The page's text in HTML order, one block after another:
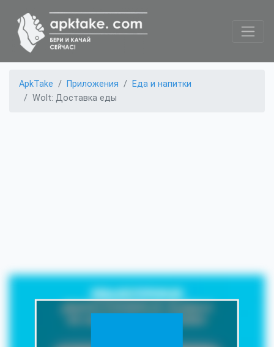
ApkTake Приложения
Еда и напитки
Wolt: Доставка еды